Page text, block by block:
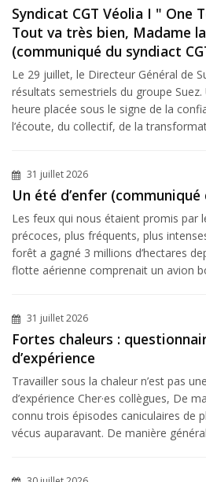
Syndicat CGT Véolia I " One
Tout va très bien, Madame
(communiqué du syndiact
Le 29 juillet, le Directeur Général de
résultats semestriels du groupe Suez.
heure placée sous le signe de la
l’écoute, du collectif, de la
31 juillet 2026
Un été d’enfer (communiqué
Les feux qui nous étaient promis par
précoces, plus fréquents, plus
forêt a gagné 3 millions d’hectares
flotte aérienne comprenait un avion
31 juillet 2026
Fortes chaleurs :
d’expérience
Travailler sous la chaleur n’est pas
d’expérience Cher·es collègues, De
connu trois épisodes caniculaires de
vécus auparavant. De manière